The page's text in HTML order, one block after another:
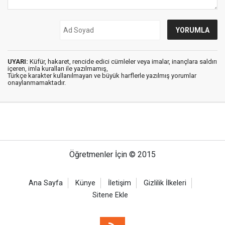
UYARI: Küfür, hakaret, rencide edici cümleler veya imalar, inançlara saldırı
içeren, imla kuralları ile yazılmamış,
Türkçe karakter kullanılmayan ve büyük harflerle yazılmış yorumlar
onaylanmamaktadır.
Öğretmenler İçin © 2015
Ana Sayfa Künye İletişim
Gizlilik İlkeleri
Sitene Ekle